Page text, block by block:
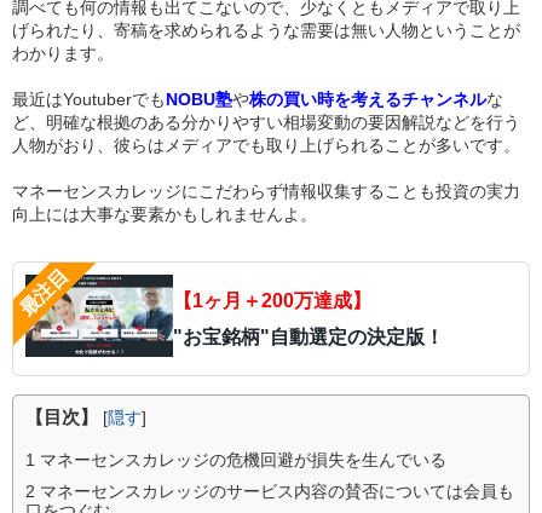
調べても何の情報も出てこないので、少なくともメディアで取り上
げられたり、寄稿を求められるような需要は無い人物ということが
わかります。
最近はYoutuberでもNOBU塾や株の買い時を考えるチャンネルな
ど、明確な根拠のある分かりやすい相場変動の要因解説などを行う
人物がおり、彼らはメディアでも取り上げられることが多いです。
マネーセンスカレッジにこだわらず情報収集することも投資の実力
向上には大事な要素かもしれませんよ。
【1ヶ月＋200万達成】
"お宝銘柄"自動選定の決定版！
【目次】 [隠す]
1 マネーセンスカレッジの危機回避が損失を生んでいる
2 マネーセンスカレッジのサービス内容の賛否については会員も